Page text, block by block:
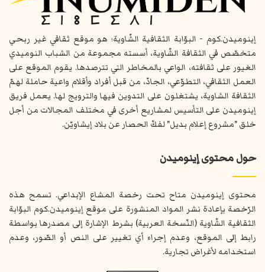
إينوميدن.كوم - البوّابة الثقافية الشّاوية؛ هو موقع ثقافي غير ربحي
متخصّص في الثقافة الشّاوية، أسسته مجموعة من الشباب النوميدي
الغيور على ثقافته، الواعي بالمخاطر التي تترصدها. يقوم الموقع على
العمل الثقافي، التطوّعي، الجادّ، من قبل أفراد وأقلام واعية حاملة لهمّ
الثقافة الشاوية، يشتغلون على التدوين فيها والترويج لها. يعمل فريق
إينوميدن على التأسيس لمشاريع أخرى في مختلف المجالات من أجل
خلق "مشروع إعلام بديل" لفكّ الحصار عن بلاد إيشاويّن.
حول محتوى إينوميدن
محتوى إينوميدن متاح تحت رخصة المشاع الإبداعي. تسمح هذه
الرّخصة بإعادة نشر المواد المنشورة على موقع إينوميدن.كوم البوّابة
الثقافية الشّاوية (النّسخة العربية) بشرط الإشارة إلى مصدرها بواسطة
رابط إلى الموقع، وعدم إجراء أي تغيير على النص أو الصّور، وعدم
استخدامه لأغراض تجارية.